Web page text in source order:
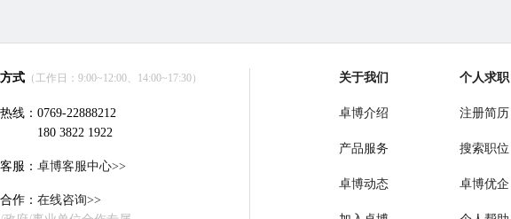
式 （工作日：9:00~12:00、14:00~17:30）
线：0769-22888212
180 3822 1922
服： 卓博客服中心>>
作： 在线咨询>>
关于我们
卓博介绍
产品服务
卓博动态
个人求职
注册简历
搜索职位
卓博优企